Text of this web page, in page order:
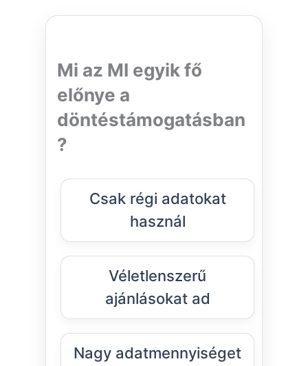
Mi az MI egyik fő
előnye a
döntéstámogatásban
?
Csak régi adatokat
használ
Véletlenszerű
ajánlásokat ad
Nagy adatmennyiséget